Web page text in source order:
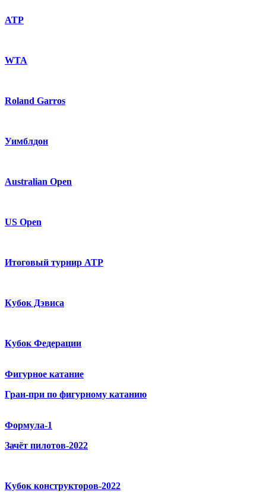
ATP
WTA
Roland Garros
Уимблдон
Australian Open
US Open
Итоговый турнир ATP
Кубок Дэвиса
Кубок Федерации
Фигурное катание
Гран-при по фигурному катанию
Формула-1
Зачёт пилотов-2022
Кубок конструкторов-2022